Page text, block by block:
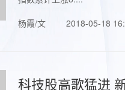
杨霞/文
2018-05-18
科技股高歌猛进